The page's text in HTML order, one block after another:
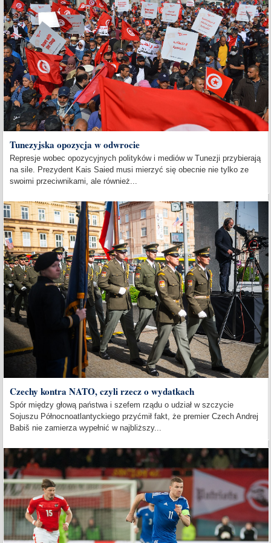
Tunezyjska opozycja w odwrocie
Represje wobec opozycyjnych polityków i mediów w Tunezji przybierają
na sile. Prezydent Kais Saied musi mierzyć się obecnie nie tylko ze
swoimi przeciwnikami, ale również...
Czechy kontra NATO, czyli rzecz o wydatkach
Spór między głową państwa i szefem rządu o udział w szczycie
Sojuszu Północnoatlantyckiego przyćmił fakt, że premier Czech Andrej
Babiš nie zamierza wypełnić w najbliższy...